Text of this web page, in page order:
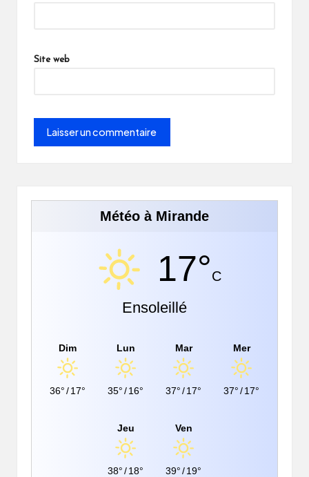
Site web
Météo à Mirande
17°C
Ensoleillé
Dim
36°/17°
Lun
35°/16°
Mar
37°/17°
Mer
37°/17°
Jeu
38°/18°
Ven
39°/19°